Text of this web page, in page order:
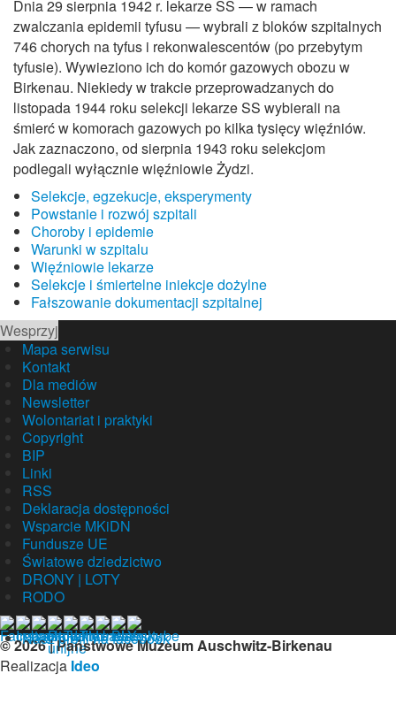
Dnia 29 sierpnia 1942 r. lekarze SS — w ramach
zwalczania epidemii tyfusu — wybrali z bloków szpitalnych
746 chorych na tyfus i rekonwalescentów (po przebytym
tyfusie). Wywieziono ich do komór gazowych obozu w
Birkenau. Niekiedy w trakcie przeprowadzanych do
listopada 1944 roku selekcji lekarze SS wybierali na
śmierć w komorach gazowych po kilka tysięcy więźniów.
Jak zaznaczono, od sierpnia 1943 roku selekcjom
podlegali wyłącznie więźniowie Żydzi.
Selekcje, egzekucje, eksperymenty
Powstanie i rozwój szpitali
Choroby i epidemie
Warunki w szpitalu
Więźniowie lekarze
Selekcje i śmiertelne iniekcje dożylne
Fałszowanie dokumentacji szpitalnej
Wesprzyj
Mapa serwisu
Kontakt
Dla mediów
Newsletter
Wolontariat i praktyki
Copyright
BIP
Linki
RSS
Deklaracja dostępności
Wsparcie MKiDN
Fundusze UE
Światowe dziedzictwo
DRONY | LOTY
RODO
© 2026 | Państwowe Muzeum Auschwitz-Birkenau
Realizacja Ideo
Nasz profil na facebook